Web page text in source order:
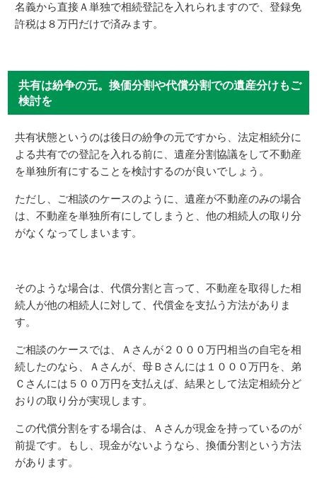
名義から直接Ａ単独で相続登記を入れられますので、登録免
許税は８万円だけで済みます。
共有は紛争の元。換価分割や代償分割での遺産分けもご
検討を
共有状態というのは後日の紛争の元ですから、法定相続分に
よる共有での登記を入れる前に、遺産分割協議をして不動産
を単独所有にすることを検討するのが良いでしょう。
ただし、ご相談のケースのように、遺産が不動産のみの場合
は、不動産を単独所有にしてしまうと、他の相続人の取り分
がなくなってしまいます。
そのような場合は、代償分割と言って、不動産を取得した相
続人が他の相続人に対して、代償金を支払う方法がありま
す。
ご相談のケースでは、Ａさんが２０００万円相当の自宅を相
続したのなら、Ａさんが、母Ｂさんには１０００万円を、弟
Ｃさんには５００万円を支払えば、結果として法定相続分ど
おりの取り分が実現します。
この代償分割をする場合は、Ａさんが現金を持っているのが
前提です。もし、現金がないようなら、換価分割という方法
があります。